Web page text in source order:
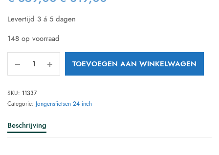
€ 359,00.
Levertijd 3 á 5 dagen
148 op voorraad
TOEVOEGEN AAN WINKELWAGEN
SKU: 11337
Categorie: Jongensfietsen 24 inch
Beschrijving